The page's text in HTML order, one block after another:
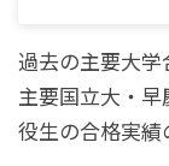
過去の主要大学
主要国立大・
役生の合格実績